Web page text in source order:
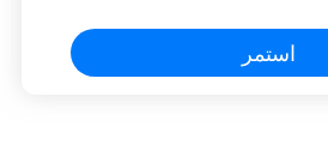
استمر